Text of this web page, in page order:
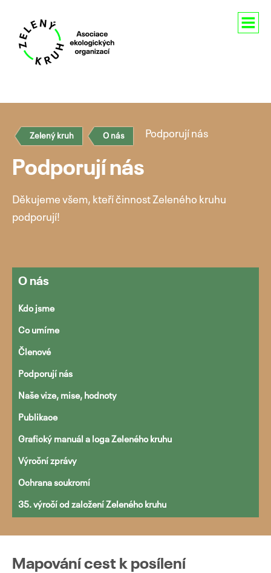
Pro média
Přejít
Zelený kruh O nás Podporují nás
Podporují nás
Děkujeme všem, kteří činnost Zeleného kruhu
podporují!
O nás
Kdo jsme
Co umíme
Členové
Podporují nás
Naše vize, mise, hodnoty
Publikace
Grafický manuál a loga Zeleného kruhu
Výroční zprávy
Ochrana soukromí
35. výročí od založení Zeleného kruhu
Mapování cest k posílení